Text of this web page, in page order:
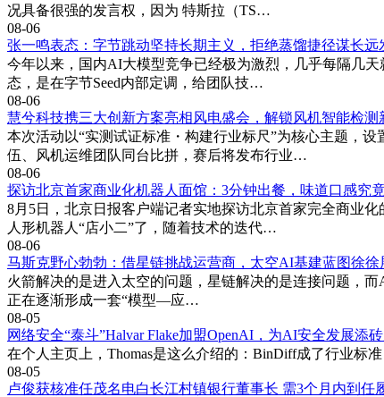
况具备很强的发言权，因为 特斯拉（TS…
08-06
张一鸣表态：字节跳动坚持长期主义，拒绝蒸馏捷径谋长远
今年以来，国内AI大模型竞争已经极为激烈，几乎每隔几
态，是在字节Seed内部定调，给团队技…
08-06
慧兮科技携三大创新方案亮相风电盛会，解锁风机智能检测
本次活动以“实测试证标准・构建行业标尺”为核心主题，
伍、风机运维团队同台比拼，赛后将发布行业…
08-06
探访北京首家商业化机器人面馆：3分钟出餐，味道口感究
8月5日，北京日报客户端记者实地探访北京首家完全商业
人形机器人“店小二”了，随着技术的迭代…
08-06
马斯克野心勃勃：借星链挑战运营商，太空AI基建蓝图徐徐
火箭解决的是进入太空的问题，星链解决的是连接问题，
正在逐渐形成一套“模型—应…
08-05
网络安全“泰斗”Halvar Flake加盟OpenAI，为AI安全发展添
在个人主页上，Thomas是这么介绍的：BinDiff成了行业标
08-05
卢俊获核准任茂名电白长江村镇银行董事长 需3个月内到任